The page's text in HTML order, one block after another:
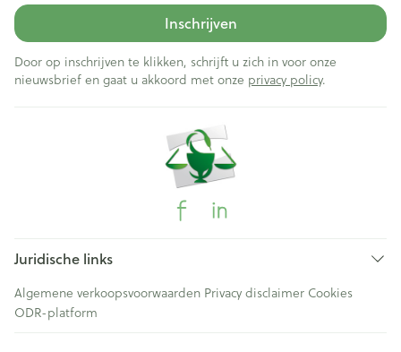
Inschrijven
Door op inschrijven te klikken, schrijft u zich in voor onze
nieuwsbrief en gaat u akkoord met onze privacy policy.
Juridische links
Algemene verkoopsvoorwaarden Privacy disclaimer Cookies
ODR-platform